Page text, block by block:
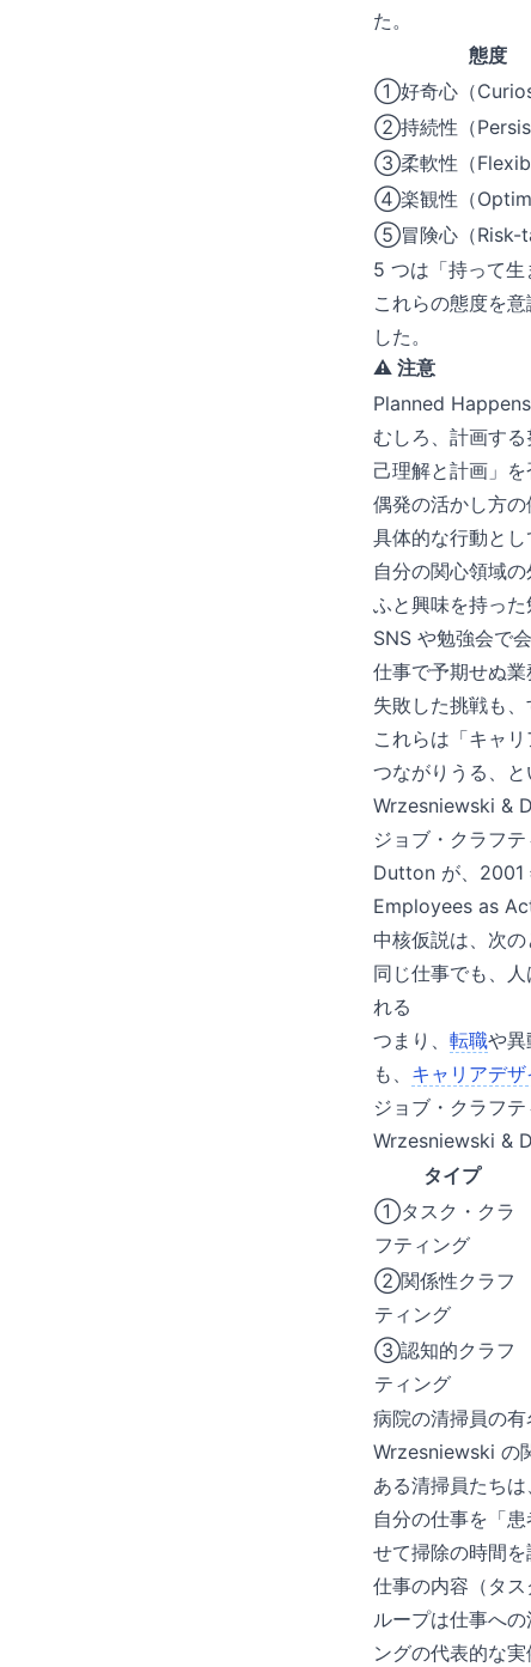
た。
態度
①好奇心（
②持続性（
③柔軟性（
④楽観性（
⑤冒険心（Risk-
5 つは「持って生
これらの態度を
した。
⚠️ 注意
Planned
むしろ、計画す
己理解と計画」
偶発の活かし方の
具体的な行動と
自分の関心領域
ふと興味を持っ
SNS や勉強会で
仕事で予期せぬ
失敗した挑戦も
これらは「キャ
つながりうる、
Wrzesniewski &
ジョブ・クラフ
Dutton が、
Employees as
中核仮説は、次の
同じ仕事でも、
れる
つまり、 転職や異
も、 キャリアデザ
ジョブ・クラフ
Wrzesniewski &
タイプ
①タスク・クラ
フティング
②関係性クラフ
ティング
③認知的クラフ
ティング
病院の清掃員の
Wrzesniewski の
ある清掃員たち
自分の仕事を「
せて掃除の時間を
仕事の内容（タ
ループは仕事へ
ングの代表的な